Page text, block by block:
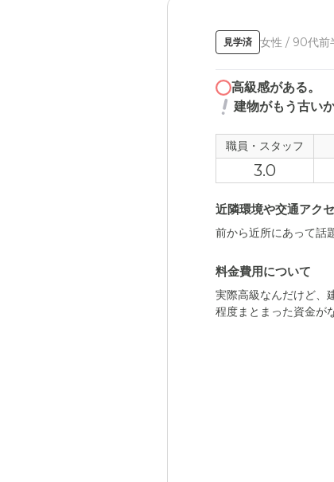
見学済 女性 / 90代前
高級感がある。
建物がもう古いか
職員・スタッフ
3.0
近隣環境や交通アク
前から近所にあって話
料金費用について
実際高級なんだけど、
程度まとまった資金が